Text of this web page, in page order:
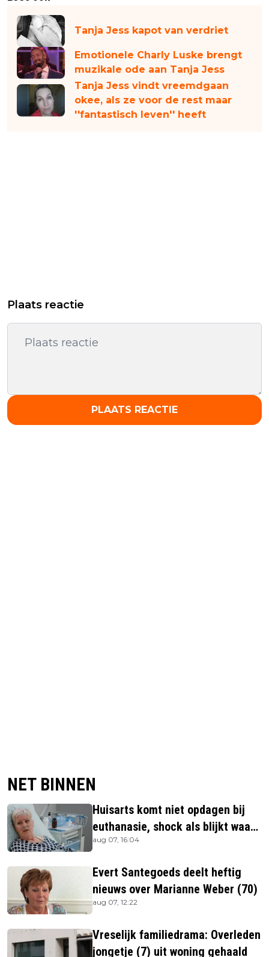
Tanja Jess kapot van verdriet
Emotionele Charly Luske brengt
muzikale ode aan Tanja Jess
Tanja Jess vindt vreemdgaan
okee, als ze voor de rest maar
''fantastisch leven'' heeft
Plaats reactie
PLAATS REACTIE
NET BINNEN
Huisarts komt niet opdagen bij
euthanasie, shock als blijkt waar
ze is
aug 07, 16:04
Evert Santegoeds deelt heftig
nieuws over Marianne Weber (70)
aug 07, 12:22
Vreselijk familiedrama: Overleden
jongetje (7) uit woning gehaald